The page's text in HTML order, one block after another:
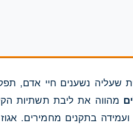
שעליה נשענים חיי אדם,
מהווה את ליבת תשתיות
ועמידה בתקנים מחמירים.